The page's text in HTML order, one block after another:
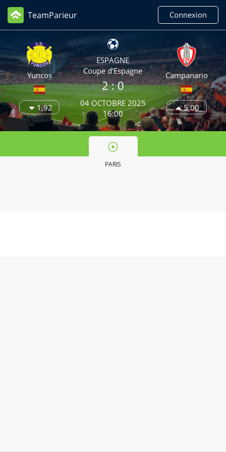
TeamParieur Connexion
Yuncos
1,92
ESPAGNE
Coupe d'Espagne
2: 0
04 OCTOBRE 2025
16:00
Campanario
5,00
PARIS